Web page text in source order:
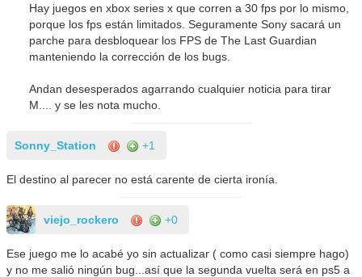
Hay juegos en xbox series x que corren a 30 fps por lo mismo,
porque los fps están limitados. Seguramente Sony sacará un
parche para desbloquear los FPS de The Last Guardian
manteniendo la corrección de los bugs.
Andan desesperados agarrando cualquier noticia para tirar
M.... y se les nota mucho.
Sonny_Station +1
El destino al parecer no está carente de cierta ironía.
viejo_rockero +0
Ese juego me lo acabé yo sin actualizar ( como casi siempre hago)
y no me salió ningún bug...así que la segunda vuelta será en ps5 a